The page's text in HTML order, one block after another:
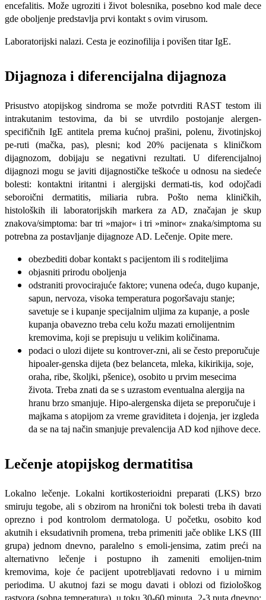
encefalitis. Može ugroziti i ži­vot bolesnika, posebno kod male dece
gde oboljenje predstavlja prvi kontakt s ovim virusom.
Laboratorijski nalazi. Cesta je eozinofilija i povišen titar IgE.
Dijagnoza i diferencijalna dijagno­za
Prisustvo atopijskog sindroma se može potvrditi RAST testom ili
intrakutanim testovima, da bi se utvrdilo postojanje alergen-
specifičnih IgE antitela prema kućnoj prašini, polenu, životinjskoj
pe-ruti (mačka, pas), plesni; kod 20% paci­jenata s kliničkom
dijagnozom, dobijaju se negativni rezultati. U diferencijalnoj
dijagnozi mogu se javiti dijagnostičke teškoće u odnosu na siedeće
bolesti: kontaktni iritantni i alergijski dermati-tis, kod odojčadi
seboroični dermatitis, miliaria rubra. Pošto nema kliničkih,
histoloških ili laboratorijskih markera za AD, značajan je skup
znakova/simp­toma: bar tri »major« i tri »minor« zna­ka/simptoma su
potrebna za postavlja­nje dijagnoze AD. Lečenje. Opite mere.
obezbediti dobar kontakt s pacijen­tom ili s roditeljima
objasniti prirodu oboljenja
odstraniti provocirajuće faktore; vunena odeća, dugo kupanje,
sapun, nervoza, visoka temperatura pogoršava­ju stanje;
savetuje se i kupanje specijal­nim uljima za kupanje, a posle
kupanja obavezno treba celu kožu mazati ernolijentnim
kremovima, koji se prepisuju u velikim količinama.
podaci o ulozi dijete su kontrover-zni, ali se često preporučuje
hipoaler-genska dijeta (bez belanceta, mleka, ki­kirikija, soje,
oraha, ribe, školjki, pšeni­ce), osobito u prvim mesecima
života. Treba znati da se s uzrastom eventualna alergija na
hranu brzo smanjuje. Hipo-alergenska dijeta se preporučuje i
majka­ma s atopijom za vreme graviditeta i do­jenja, jer izgleda
da se na taj način sma­njuje prevalencija AD kod njihove dece.
Lečenje atopijskog dermatitisa
Lokalno lečenje. Lokalni kortikosterioidni preparati (LKS) brzo
smiruju te­gobe, ali s obzirom na hronični tok bo­lesti treba ih davati
oprezno i pod kon­trolom dermatologa. U početku, osobito kod
akutnih i eksudativnih promena, treba primeniti jače oblike LKS (III
gru­pa) jednom dnevno, paralelno s emoli-jensima, zatim preći na
alternativno lečenje i postupno ih zameniti emolijen-tnim
kremovima, koje će pacijent upo­trebljavati redovno i u mirnim
periodi­ma. U akutnoj fazi se mogu davati i ob­lozi od fiziološkog
rastvora (sobna tem­peratura), u toku 30-60 minuta, 2-3 pu­ta dnevno;